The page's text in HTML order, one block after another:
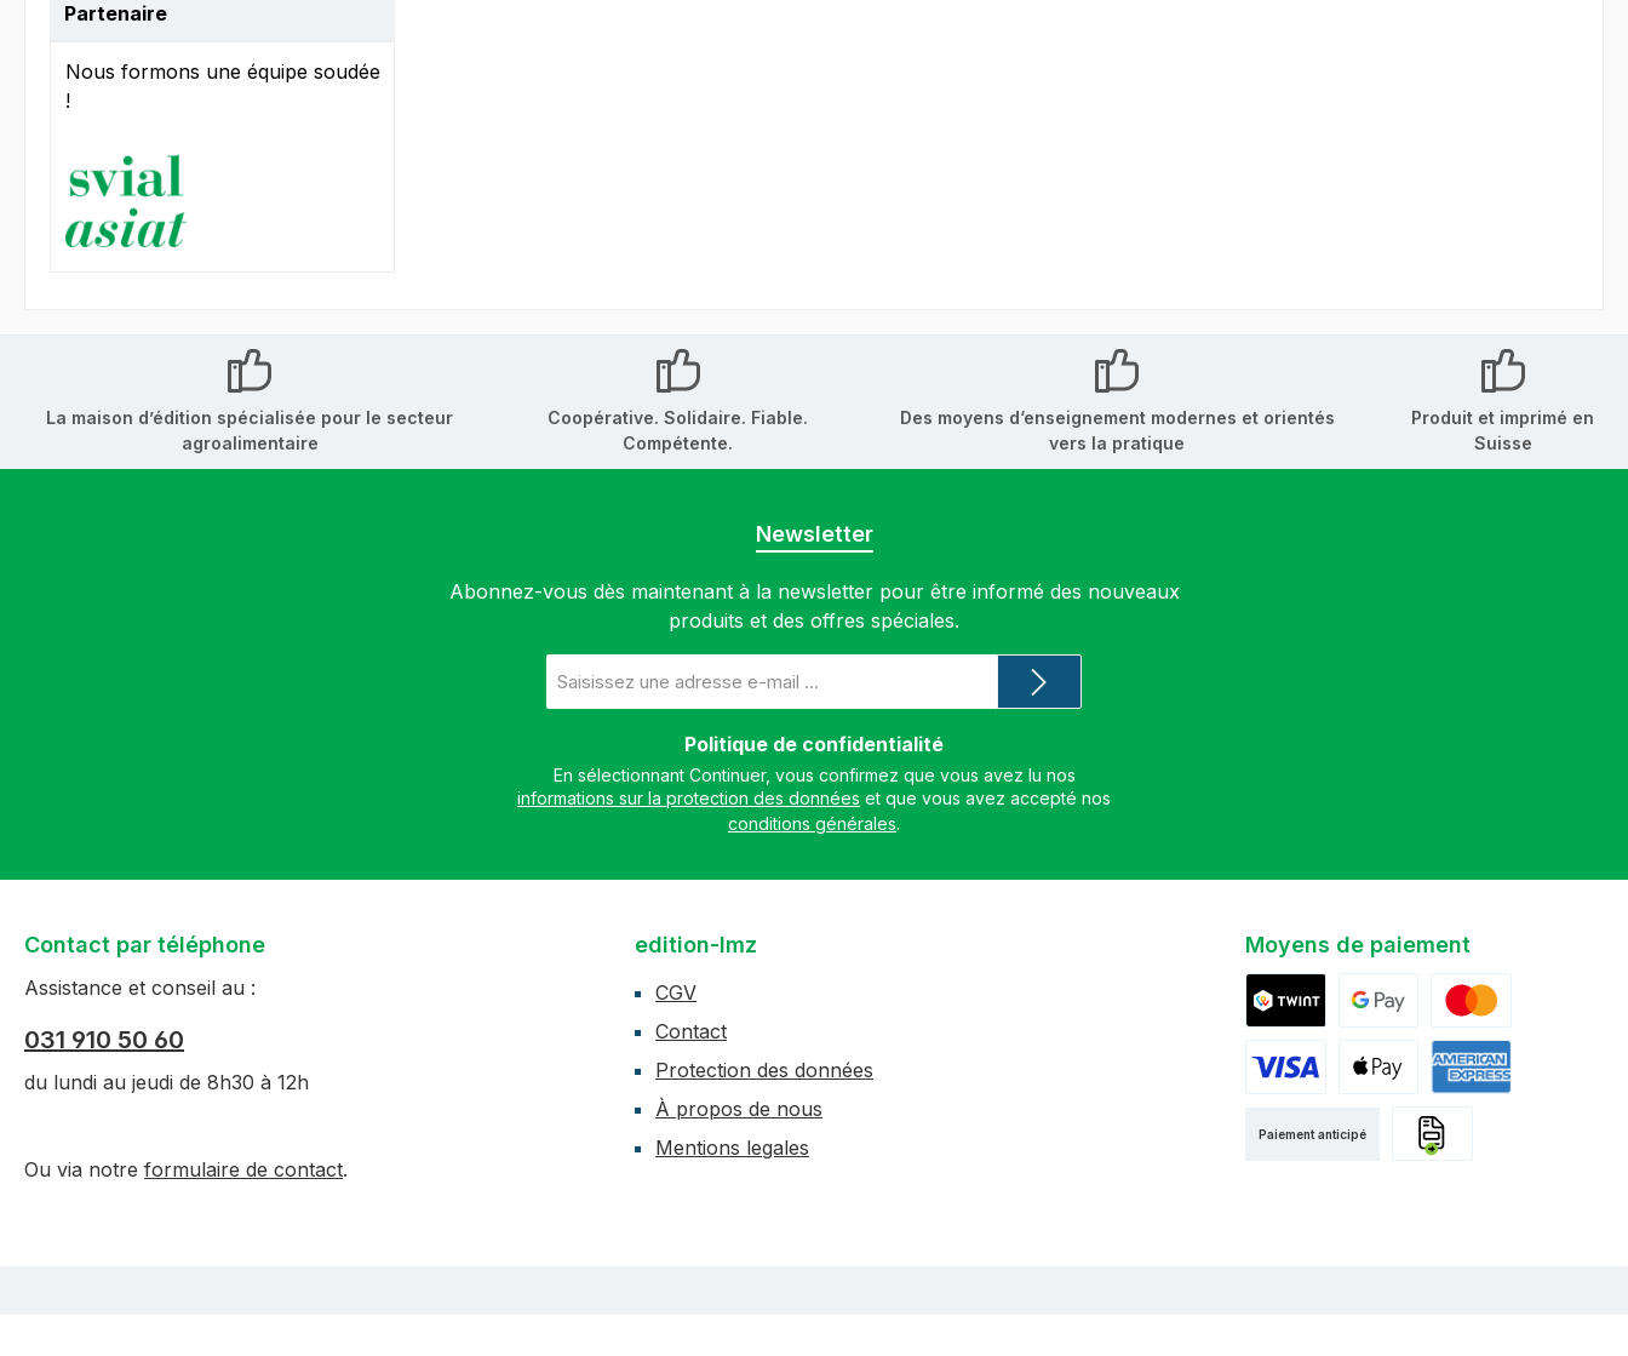
Partenaire
Nous formons une équipe soudée
!
La maison d’édition spécialisée pour le secteur
agroalimentaire
Coopérative. Solidaire. Fiable.
Compétente.
Des moyens d‘enseignement modernes et orientés
vers la pratique
Produit et imprimé en
Suisse
Newsletter
Abonnez-vous dès maintenant à la newsletter pour être informé des nouveaux
produits et des offres spéciales.
e-
mail
Politique de confidentialité
informations sur la protection des données
conditions générales.
Contact par téléphone
Assistance et conseil au :
031 910 50 60
du lundi au jeudi de 8h30 à 12h
Ou via notre formulaire de contact.
edition-lmz
CGV
Contact
Protection des données
À propos de nous
Mentions legales
Moyens de paiement
Google PayMastercard
Paiement anticipé